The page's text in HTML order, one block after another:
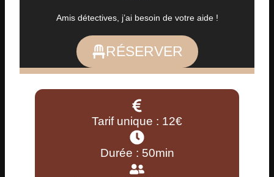
Amis détectives, j’ai besoin de votre aide !
RÉSERVER
Tarif unique : 12€
Durée : 50min